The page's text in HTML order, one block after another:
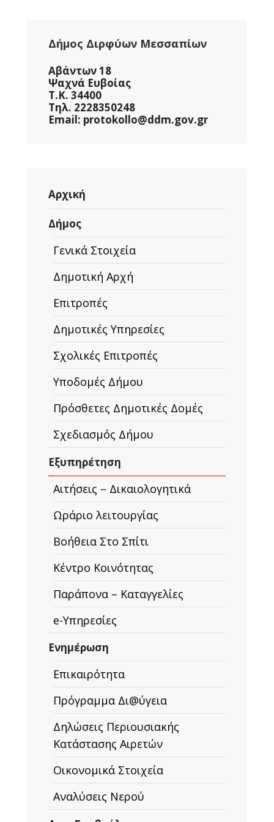
Δήμος Διρφύων Μεσσαπίων
Αβάντων 18
Ψαχνά Ευβοίας
Τ.Κ. 34400
Τηλ. 2228350248
Email: protokollo@ddm.gov.gr
Αρχική
Δήμος
Γενικά Στοιχεία
Δημοτική Αρχή
Επιτροπές
Δημοτικές Υπηρεσίες
Σχολικές Επιτροπές
Υποδομές Δήμου
Πρόσθετες Δημοτικές Δομές
Σχεδιασμός Δήμου
Εξυπηρέτηση
Αιτήσεις – Δικαιολογητικά
Ωράριο λειτουργίας
Βοήθεια Στο Σπίτι
Κέντρο Κοινότητας
Παράπονα – Καταγγελίες
e-Υπηρεσίες
Ενημέρωση
Επικαιρότητα
Πρόγραμμα Δι@ύγεια
Δηλώσεις Περιουσιακής
Κατάστασης Αιρετών
Οικονομικά Στοιχεία
Αναλύσεις Νερού